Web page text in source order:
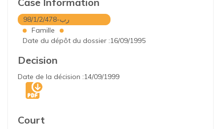
98/1/2/478-رب
Famille
Date du dépôt du dossier :16/09/1995
Decision
Date de la décision :14/09/1999
Court